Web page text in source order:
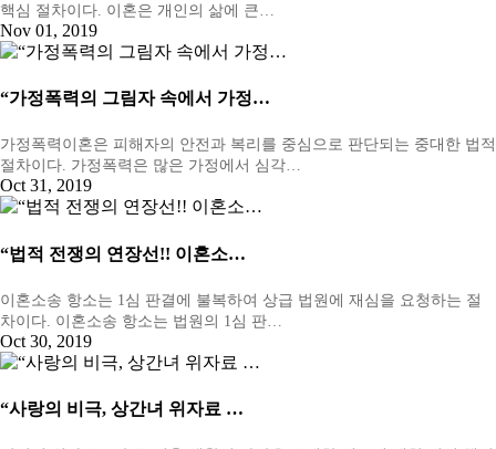
핵심 절차이다. 이혼은 개인의 삶에 큰…
Nov 01, 2019
“가정폭력의 그림자 속에서 가정…
가정폭력이혼은 피해자의 안전과 복리를 중심으로 판단되는 중대한 법적
절차이다. 가정폭력은 많은 가정에서 심각…
Oct 31, 2019
“법적 전쟁의 연장선!! 이혼소…
이혼소송 항소는 1심 판결에 불복하여 상급 법원에 재심을 요청하는 절
차이다. 이혼소송 항소는 법원의 1심 판…
Oct 30, 2019
“사랑의 비극, 상간녀 위자료 …